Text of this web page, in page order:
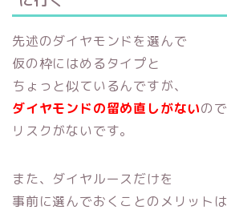
先述のダイヤモンドを選んで
仮の枠にはめるタイプと
ちょっと似ているんですが、
ダイヤモンドの留め直しがないので
リスクがないです。
また、ダイヤルースだけを
事前に選んでおくことのメリットは